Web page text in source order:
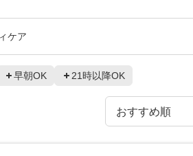
ケア
早朝OK 21時以降OK